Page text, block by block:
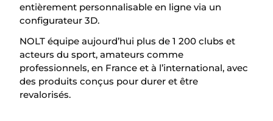
entièrement personnalisable en ligne via un
configurateur 3D.
NOLT équipe aujourd’hui plus de 1 200 clubs et
acteurs du sport, amateurs comme
professionnels, en France et à l’international, avec
des produits conçus pour durer et être
revalorisés.